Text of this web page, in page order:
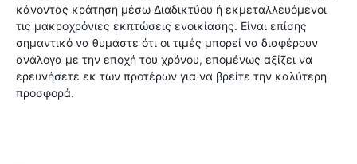
κάνοντας κράτηση μέσω Διαδικτύου ή εκμεταλλευόμενοι
τις μακροχρόνιες εκπτώσεις ενοικίασης. Είναι επίσης
σημαντικό να θυμάστε ότι οι τιμές μπορεί να διαφέρουν
ανάλογα με την εποχή του χρόνου, επομένως αξίζει να
ερευνήσετε εκ των προτέρων για να βρείτε την καλύτερη
προσφορά.